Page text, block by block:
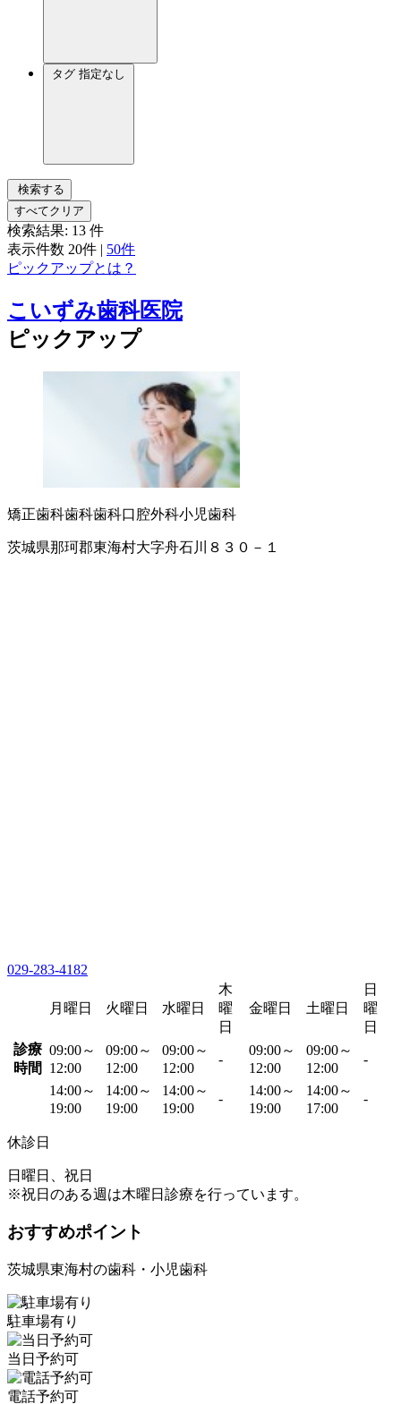
タグ 指定なし
検索する
すべてクリア
検索結果: 13 件
表示件数 20件 | 50件
ピックアップとは？
こいずみ歯科医院
ピックアップ
矯正歯科歯科歯科口腔外科小児歯科
茨城県那珂郡東海村大字舟石川８３０－１
029-283-4182
月曜日 火曜日 水曜日
木
曜
日
金曜日 土曜日
日
曜
日
診療
時間
09:00～
12:00
09:00～
12:00
09:00～
12:00
-
09:00～
12:00
09:00～
12:00
-
14:00～
19:00
14:00～
19:00
14:00～
19:00
-
14:00～
19:00
14:00～
17:00
-
休診日
日曜日、祝日
※祝日のある週は木曜日診療を行っています。
おすすめポイント
茨城県東海村の歯科・小児歯科
駐車場有り
当日予約可
電話予約可